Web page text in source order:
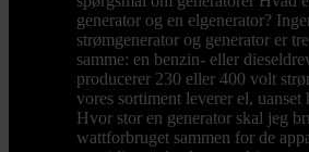
generator og en elgenerator?
strømgenerator og generator er
samme: en benzin- eller
producerer 230 eller 400 volt
vores sortiment leverer el, uanset
Hvor stor en generator skal jeg
wattforbruget sammen for de